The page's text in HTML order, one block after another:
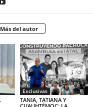
Más del autor
Exclusivas
TANIA, TATIANA Y